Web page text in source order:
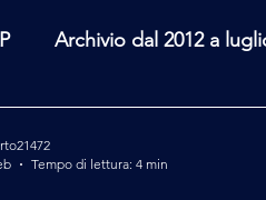
Archivio dal 2012 a
Tempo di lettura: 4 min